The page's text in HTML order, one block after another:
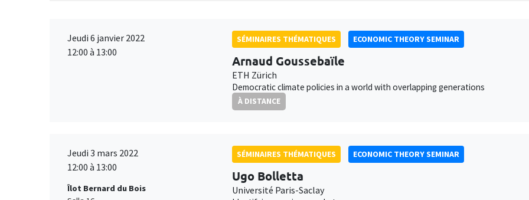
Jeudi 6 janvier 2022
12:00 à 13:00
SÉMINAIRES THÉMATIQUES ECONOMIC THEORY SEMINAR
Arnaud Goussebaïle
ETH Zürich
Democratic climate policies in a world with overlapping generations
À DISTANCE
Jeudi 3 mars 2022
12:00 à 13:00
Îlot Bernard du Bois
SÉMINAIRES THÉMATIQUES ECONOMIC THEORY SEMINAR
Ugo Bolletta
Université Paris-Saclay